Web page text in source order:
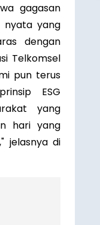
gagasan
nyata yang
dengan
Telkomsel
pun terus
ESG
yang
hari yang
jelasnya di